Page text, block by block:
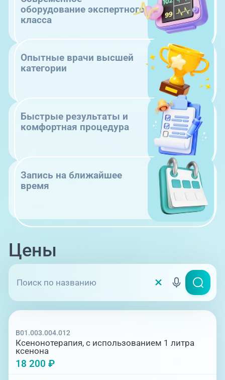
оборудование экспертного
класса
Опытные врачи высшей
категории
Быстрые результаты и
комфортная процедура
Запись на ближайшее
время
Цены
B01.003.004.012
Ксенонотерапия, с использованием 1 литра
ксенона
18 200 ₽